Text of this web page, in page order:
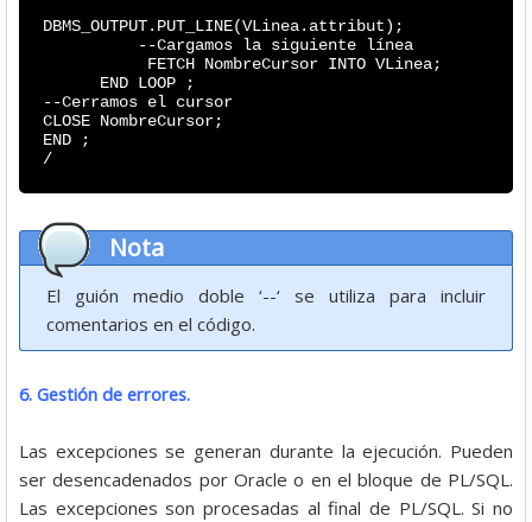
DBMS_OUTPUT.PUT_LINE(VLinea.attribut);
--Cargamos la siguiente línea
FETCH NombreCursor INTO VLinea;
END LOOP ;
--Cerramos el cursor
CLOSE NombreCursor;
END ;
/
Nota
El guión medio doble ‘--‘ se utiliza para incluir
comentarios en el código.
6. Gestión de errores.
Las excepciones se generan durante la ejecución. Pueden
ser desencadenados por Oracle o en el bloque de PL/SQL.
Las excepciones son procesadas al final de PL/SQL. Si no